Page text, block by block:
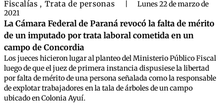
Fiscalías , Trata de personas
Lunes 22 de marzo de
2021
La Cámara Federal de Paraná revocó la falta de mérito
de un imputado por trata laboral cometida en un
campo de Concordia
Los jueces hicieron lugar al planteo del Ministerio Público Fiscal
luego de que el juez de primera instancia dispusiese la libertad
por falta de mérito de una persona señalada como la responsable
de explotar trabajadores en la tala de árboles de un campo
ubicado en Colonia Ayuí.